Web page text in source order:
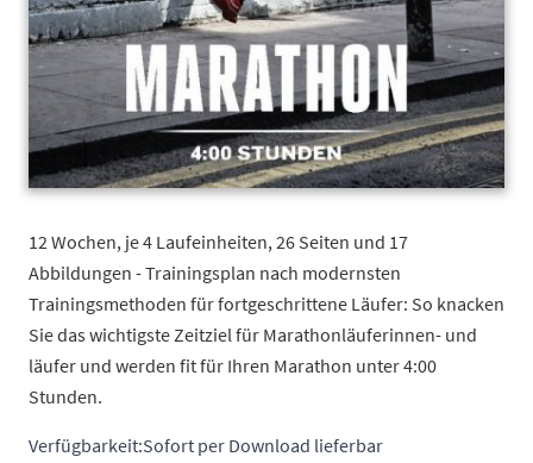
12 Wochen, je 4 Laufeinheiten, 26 Seiten und 17
Abbildungen - Trainingsplan nach modernsten
Trainingsmethoden für fortgeschrittene Läufer: So knacken
Sie das wichtigste Zeitziel für Marathonläuferinnen- und
läufer und werden fit für Ihren Marathon unter 4:00
Stunden.
Verfügbarkeit:Sofort per Download lieferbar